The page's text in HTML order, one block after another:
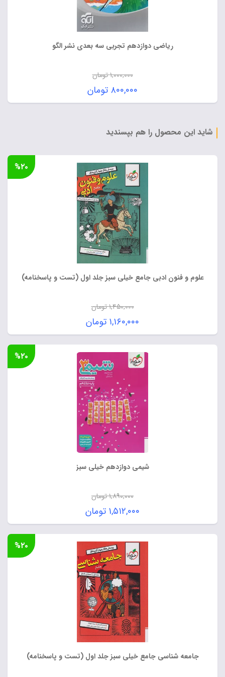
ریاضی دوازدهم تجربی سه بعدی نشر الگو
۱,۰۰۰,۰۰۰تومان
قیمت
اصلی:
بود.
۸۰۰,۰۰۰ تومان
قیمت
۸۰۰,۰۰۰ تومان.شاید این محصول را هم بپسندید
علوم و فنون ادبی جامع خیلی سبز جلد اول (تست و پاسخنامه)
۱,۴۵۰,۰۰۰تومان
قیمت
اصلی:
۱,۴۵۰,۰۰۰ تومان
بود.
۱,۱۶۰,۰۰۰ تومان
قیمت
فعلی:
۱,۱۶۰,۰۰۰ تومان.
%۲۰
شیمی دوازدهم خیلی سبز
۱,۸۹۰,۰۰۰تومان
قیمت
اصلی:
۱,۸۹۰,۰۰۰ تومان
بود.
۱,۵۱۲,۰۰۰ تومان
قیمت
فعلی:
۱,۵۱۲,۰۰۰ تومان.
%۲۰
جامعه شناسی جامع خیلی سبز جلد اول (تست و پاسخنامه)
%۲۰